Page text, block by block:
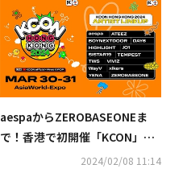
aespaからZEROBASEONEま
で！香港で初開催「KCON」豪
華14組のラインナップを発表
2024/02/08 11:14